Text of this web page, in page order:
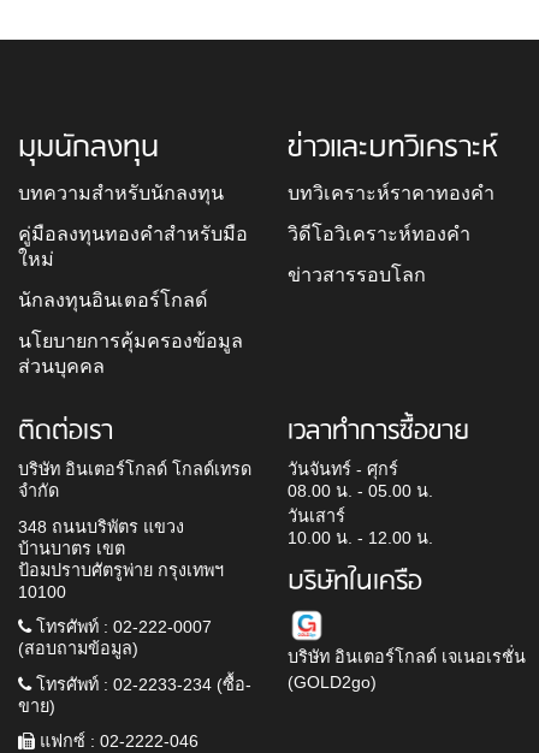
มุมนักลงทุน
บทความสำหรับนักลงทุน
คู่มือลงทุนทองคำสำหรับมือ
ใหม่
นักลงทุนอินเตอร์โกลด์
นโยบายการคุ้มครองข้อมูล
ส่วนบุคคล
ข่าวและบทวิเคราะห์
บทวิเคราะห์ราคาทองคำ
วิดีโอวิเคราะห์ทองคำ
ข่าวสารรอบโลก
ติดต่อเรา
บริษัท อินเตอร์โกลด์ โกลด์เทรด
จำกัด
348 ถนนบริพัตร แขวง
บ้านบาตร เขต
ป้อมปราบศัตรูพ่าย กรุงเทพฯ
10100
โทรศัพท์ : 02-222-0007
(สอบถามข้อมูล)
โทรศัพท์ : 02-2233-234 (ซื้อ-
ขาย)
แฟกซ์ : 02-2222-046
เวลาทำการซื้อขาย
วันจันทร์ - ศุกร์
08.00 น. - 05.00 น.
วันเสาร์
10.00 น. - 12.00 น.
บริษัทในเครือ
บริษัท อินเตอร์โกลด์ เจเนอเรชั่น
(GOLD2go)